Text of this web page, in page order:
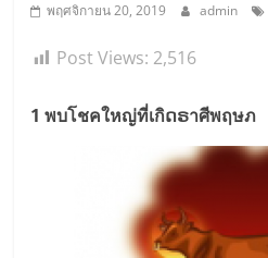
พฤศจิกายน 20, 2019 admin
Post Views: 2,516
1 พบโชคใหญ่ที่เกิດຣาศีพฤษภ